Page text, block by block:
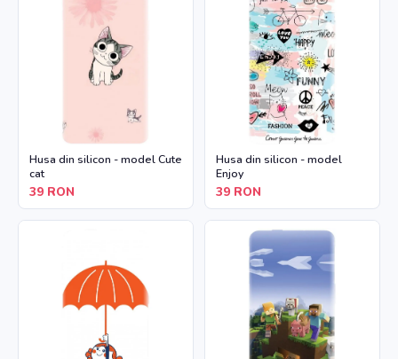
Husa din silicon - model Cute
cat
39 RON
Husa din silicon - model
Enjoy
39 RON